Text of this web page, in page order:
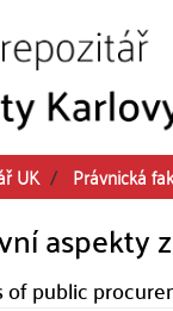
UK Právnická
aspekty
of public